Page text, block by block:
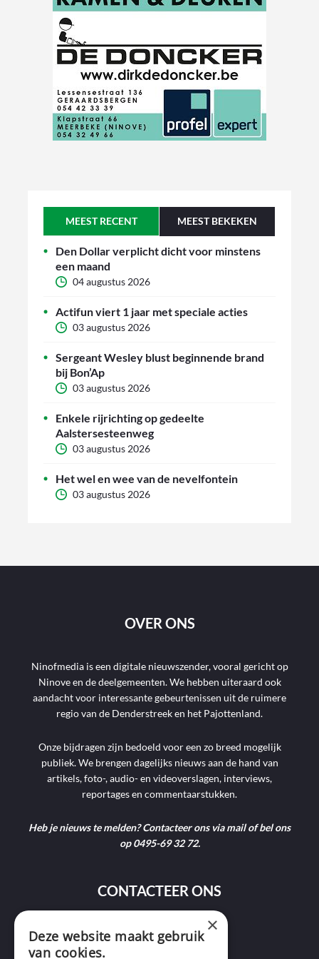
MEEST RECENT MEEST BEKEKEN
Den Dollar verplicht dicht voor minstens
een maand
04 augustus 2026
Actifun viert 1 jaar met speciale acties
03 augustus 2026
Sergeant Wesley blust beginnende brand
bij Bon’Ap
03 augustus 2026
Enkele rijrichting op gedeelte
Aalstersesteenweg
03 augustus 2026
Het wel en wee van de nevelfontein
03 augustus 2026
OVER ONS
Ninofmedia is een digitale nieuwszender, vooral gericht op
Ninove en de deelgemeenten. We hebben uiteraard ook
aandacht voor interessante gebeurtenissen uit de ruimere
regio van de Denderstreek en het Pajottenland.
Onze bijdragen zijn bedoeld voor een zo breed mogelijk
publiek. We brengen dagelijks nieuws aan de hand van
artikels, foto-, audio- en videoverslagen, interviews,
reportages en commentaarstukken.
Heb je nieuws te melden? Contacteer ons via mail of bel ons
op 0495-69 32 72.
CONTACTEER ONS
9400 Ninove ×
Deze website maakt gebruik
van cookies.